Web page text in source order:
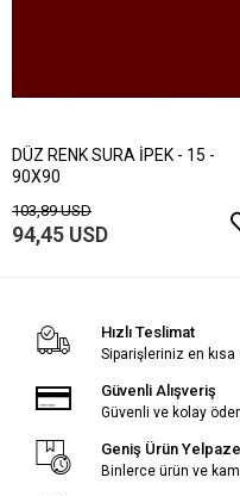
DÜZ RENK SURA İPEK - 15 -
90X90
103,89 USD
94,45 USD
Hızlı Teslimat
Siparişleriniz en
Güvenli Alışveriş
Güvenli ve kolay
Geniş Ürün
Binlerce ürün ve